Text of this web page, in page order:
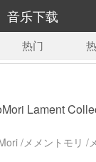
音乐下载
热门
Lament
/メメントモリ /